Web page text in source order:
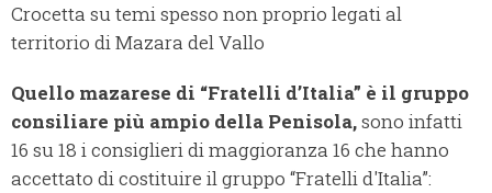
Crocetta su temi spesso non proprio legati al
territorio di Mazara del Vallo
Quello mazarese di “Fratelli d’Italia” è il gruppo
consiliare più ampio della Penisola,sono infatti
16 su 18 i consiglieri di maggioranza 16 che hanno
accettato di costituire il gruppo “Fratelli d'Italia”: